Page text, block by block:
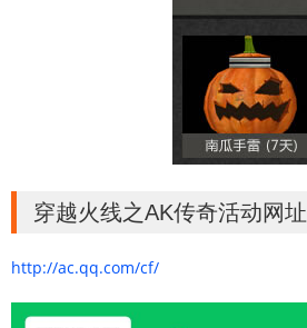
穿越火线之AK传奇活动网址
http://ac.qq.com/cf/